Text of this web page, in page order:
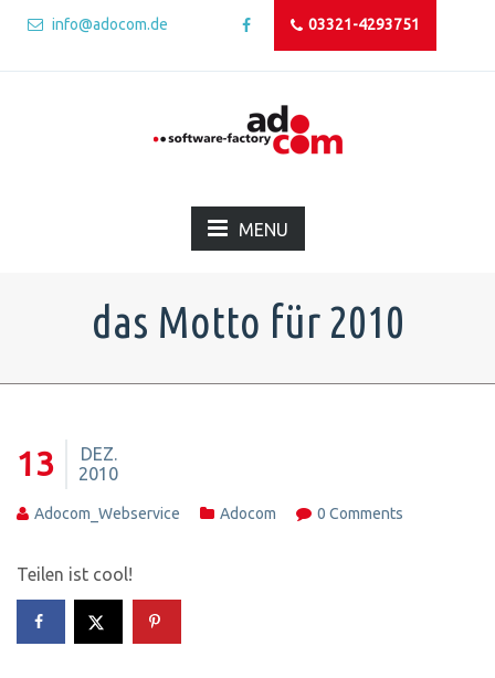
info@adocom.de 03321-4293751
MENU
das Motto für 2010
13
DEZ.
2010
Adocom_Webservice Adocom 0 Comments
Teilen ist cool!